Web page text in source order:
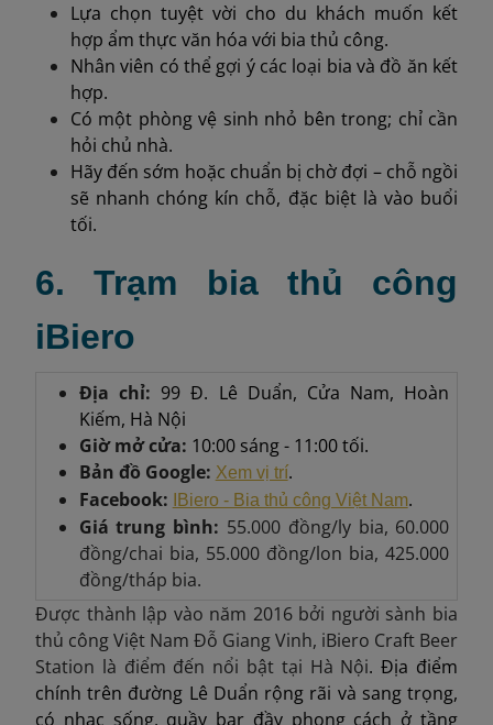
Lựa chọn tuyệt vời cho du khách muốn kết
hợp ẩm thực văn hóa với bia thủ công.
Nhân viên có thể gợi ý các loại bia và đồ ăn kết
hợp.
Có một phòng vệ sinh nhỏ bên trong; chỉ cần
hỏi chủ nhà.
Hãy đến sớm hoặc chuẩn bị chờ đợi – chỗ ngồi
sẽ nhanh chóng kín chỗ, đặc biệt là vào buổi
tối.
6. Trạm bia thủ công
iBiero
Địa chỉ: 99 Đ. Lê Duẩn, Cửa Nam, Hoàn
Kiếm, Hà Nội
Giờ mở cửa: 10:00 sáng - 11:00 tối.
Bản đồ Google: Xem vị trí.
Facebook:
IBiero - Bia thủ công Việt Nam.
Giá trung bình: 55.000 đồng/ly bia, 60.000
đồng/chai bia, 55.000 đồng/lon bia, 425.000
đồng/tháp bia.
Được thành lập vào năm 2016 bởi người sành bia
thủ công Việt Nam Đỗ Giang Vinh, iBiero Craft Beer
Station là điểm đến nổi bật tại Hà Nội. Địa điểm
chính trên đường Lê Duẩn rộng rãi và sang trọng,
có nhạc sống, quầy bar đầy phong cách ở tầng